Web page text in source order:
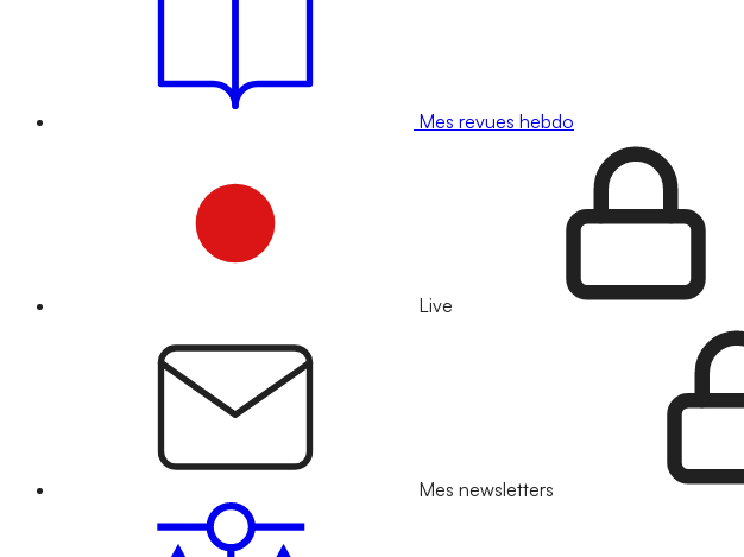
Mes revues hebdo
Live
Mes newsletters